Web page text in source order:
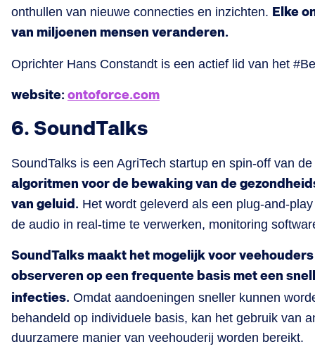
onthullen van nieuwe connecties en inzichten. Elke
van miljoenen mensen veranderen.
Oprichter Hans Constandt is een actief lid van het
website: ontoforce.com
6. SoundTalks
SoundTalks is een AgriTech startup en spin-off van
algoritmen voor de bewaking van de
van geluid. Het wordt geleverd als een plug-and-
de audio in real-time te verwerken, monitoring
SoundTalks maakt het mogelijk voor
observeren op een frequente basis met een
infecties. Omdat aandoeningen sneller kunnen
behandeld op individuele basis, kan het gebruik van
duurzamere manier van veehouderij worden bereikt.